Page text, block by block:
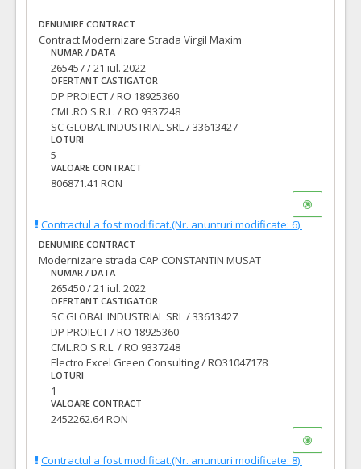
DENUMIRE CONTRACT
Contract Modernizare Strada Virgil Maxim
NUMAR / DATA
265457 / 21 iul. 2022
OFERTANT CASTIGATOR
DP PROIECT / RO 18925360
CML.RO S.R.L. / RO 9337248
SC GLOBAL INDUSTRIAL SRL / 33613427
LOTURI
5
VALOARE CONTRACT
806871.41 RON
Contractul a fost modificat.(Nr. anunturi modificate: 6).
DENUMIRE CONTRACT
Modernizare strada CAP CONSTANTIN MUSAT
NUMAR / DATA
265450 / 21 iul. 2022
OFERTANT CASTIGATOR
SC GLOBAL INDUSTRIAL SRL / 33613427
DP PROIECT / RO 18925360
CML.RO S.R.L. / RO 9337248
Electro Excel Green Consulting / RO31047178
LOTURI
1
VALOARE CONTRACT
2452262.64 RON
Contractul a fost modificat.(Nr. anunturi modificate: 8).